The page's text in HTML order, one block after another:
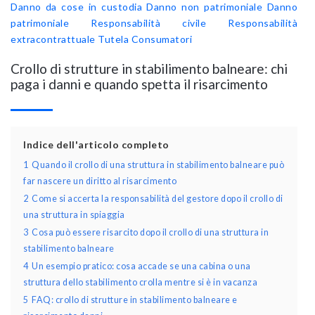
Danno da cose in custodia Danno non patrimoniale Danno
patrimoniale
Responsabilità civile
Responsabilità
extracontrattuale Tutela Consumatori
Crollo di strutture in stabilimento balneare: chi
paga i danni e quando spetta il risarcimento
Indice dell'articolo completo
1 Quando il crollo di una struttura in stabilimento balneare può
far nascere un diritto al risarcimento
2 Come si accerta la responsabilità del gestore dopo il crollo di
una struttura in spiaggia
3 Cosa può essere risarcito dopo il crollo di una struttura in
stabilimento balneare
4 Un esempio pratico: cosa accade se una cabina o una
struttura dello stabilimento crolla mentre si è in vacanza
5 FAQ: crollo di strutture in stabilimento balneare e